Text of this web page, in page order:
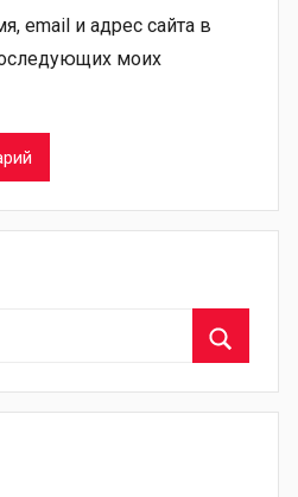
email и адрес сайта в
моих